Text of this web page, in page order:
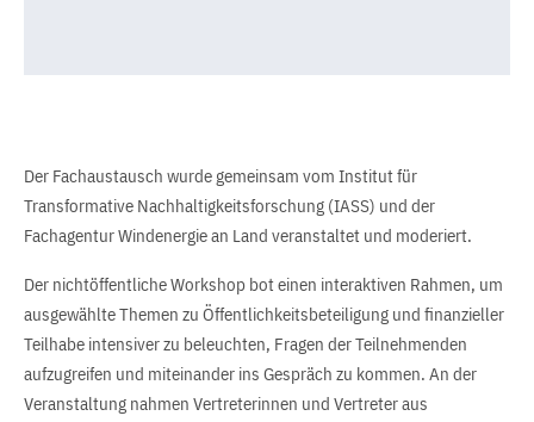
Der Fachaustausch wurde gemeinsam vom Institut für
Transformative Nachhaltigkeitsforschung (IASS) und der
Fachagentur Windenergie an Land veranstaltet und moderiert.
Der nichtöffentliche Workshop bot einen interaktiven Rahmen, um
ausgewählte Themen zu Öffentlichkeitsbeteiligung und finanzieller
Teilhabe intensiver zu beleuchten, Fragen der Teilnehmenden
aufzugreifen und miteinander ins Gespräch zu kommen. An der
Veranstaltung nahmen Vertreterinnen und Vertreter aus